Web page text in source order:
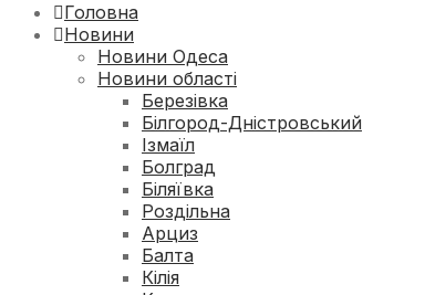
Головна
Новини
Новини Одеса
Новини області
Березівка
Білгород-Дністровський
Ізмаїл
Болград
Біляївка
Роздільна
Арциз
Балта
Кілія